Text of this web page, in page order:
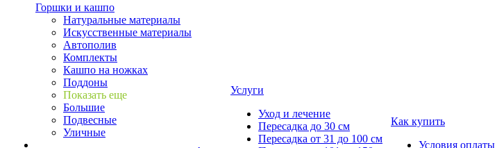
Горшки и кашпо
Натуральные материалы
Искусственные материалы
Автополив
Комплекты
Кашпо на ножках
Поддоны
Показать еще
Большие
Подвесные
Уличные
Услуги
Уход и лечение
Пересадка до 30 см
Пересадка от 31 до 100 см
Как купить
Условия оплаты